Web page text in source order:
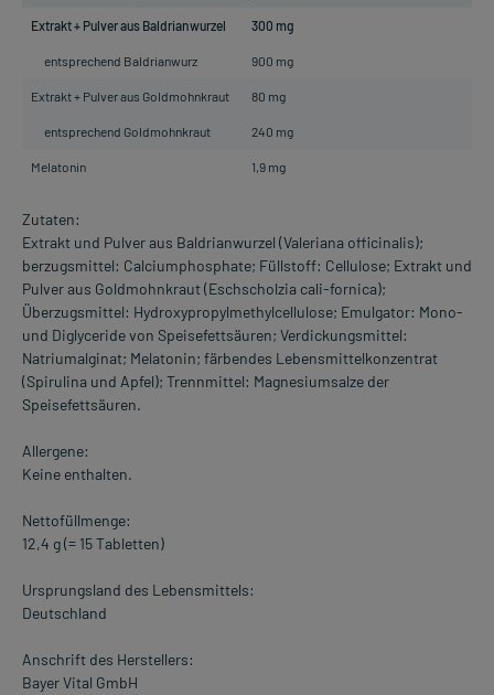
Extrakt + Pulver aus Baldrianwurzel 300 mg
entsprechend Baldrianwurz 900 mg
Extrakt + Pulver aus Goldmohnkraut 80 mg
entsprechend Goldmohnkraut 240 mg
Melatonin 1,9 mg
Zutaten:
Extrakt und Pulver aus Baldrianwurzel (Valeriana officinalis);
berzugsmittel: Calciumphosphate; Füllstoff: Cellulose; Extrakt und
Pulver aus Goldmohnkraut (Eschscholzia cali-fornica);
Überzugsmittel: Hydroxypropylmethylcellulose; Emulgator: Mono-
und Diglyceride von Speisefettsäuren; Verdickungsmittel:
Natriumalginat; Melatonin; färbendes Lebensmittelkonzentrat
(Spirulina und Apfel); Trennmittel: Magnesiumsalze der
Speisefettsäuren.
Allergene:
Keine enthalten.
Nettofüllmenge:
12,4 g (= 15 Tabletten)
Ursprungsland des Lebensmittels:
Deutschland
Anschrift des Herstellers:
Bayer Vital GmbH